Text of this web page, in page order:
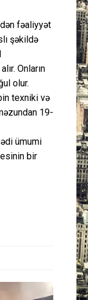
fəaliyyət
şəkildə
Onların
olur.
texniki və
19-
ümumi
bir